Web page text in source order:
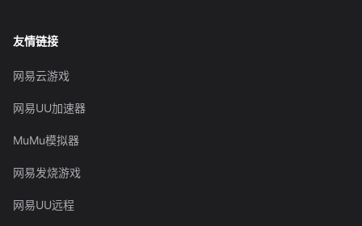
友情链接
网易云游戏
网易UU加速器
MuMu模拟器
网易发烧游戏
网易UU远程